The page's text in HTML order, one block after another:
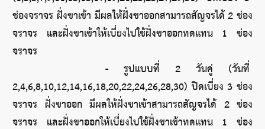
ช่องจราจร ฝั่งขาเข้า มีผลให้ฝั่งขาออกสามารถสัญจรได้ 2 ช่อง
จราจร และฝั่งขาเข้าให้เบี่ยงไปใช้ฝั่งขาออกทดแทน 1 ช่อง
จราจร
      - รูปแบบที่ 2 วันคู่ (วันที่
2,4,6,8,10,12,14,16,18,20,22,24,26,28,30) ปิดเบี่ยง 3 ช่อง
จราจร ฝั่งขาออก มีผลให้ฝั่งขาเข้าสามารถสัญจรได้ 2 ช่อง
จราจร และฝั่งขาออกให้เบี่ยงไปใช้ฝั่งขาเข้าทดแทน 1 ช่อง